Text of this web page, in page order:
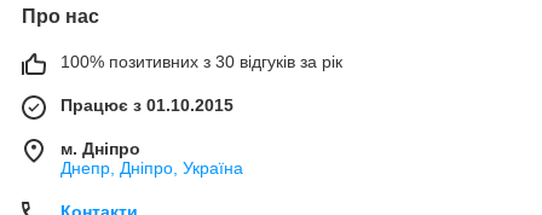
Про нас
100% позитивних з 30 відгуків за рік
Працює з 01.10.2015
м. Дніпро
Днепр, Дніпро, Україна